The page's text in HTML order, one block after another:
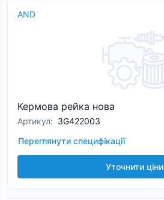
AND
Кермова рейка нова
Артикул: 3G422003
Переглянути специфікації
Уточнити ціни